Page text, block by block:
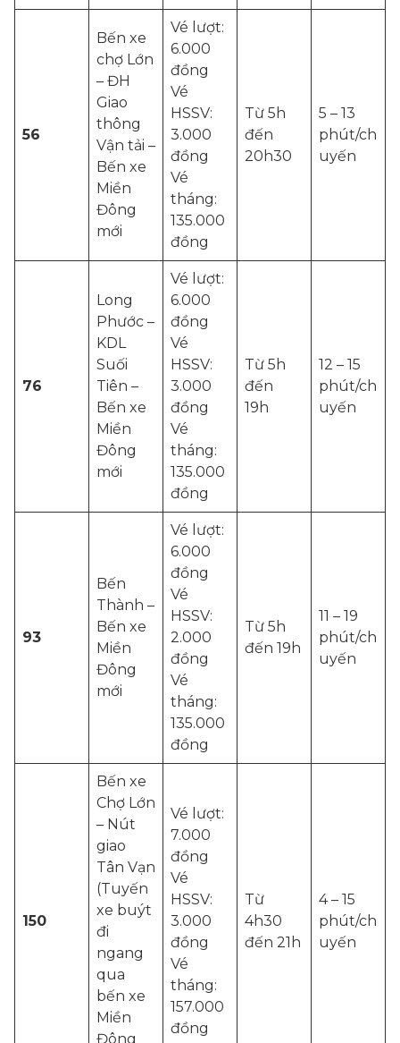
56
Bến xe
chợ Lớn
– ĐH
Giao
thông
Vận tải –
Bến xe
Miền
Đông
mới
Vé lượt:
6.000
đồng
Vé
HSSV:
3.000
đồng
Vé
tháng:
135.000
đồng
Từ 5h
đến
20h30
5 – 13
phút/ch
uyến
76
Long
Phước –
KDL
Suối
Tiên –
Bến xe
Miền
Đông
mới
Vé lượt:
6.000
đồng
Vé
HSSV:
3.000
đồng
Vé
tháng:
135.000
đồng
Từ 5h
đến
19h
12 – 15
phút/ch
uyến
93
Bến
Thành –
Bến xe
Miền
Đông
mới
Vé lượt:
6.000
đồng
Vé
HSSV:
2.000
đồng
Vé
tháng:
135.000
đồng
Từ 5h
đến 19h
11 – 19
phút/ch
uyến
150
Bến xe
Chợ Lớn
– Nút
giao
Tân Vạn
(Tuyến
xe buýt
đi
ngang
qua
bến xe
Miền
Đông
Vé lượt:
7.000
đồng
Vé
HSSV:
3.000
đồng
Vé
tháng:
157.000
đồng
Từ
4h30
đến 21h
4 – 15
phút/ch
uyến